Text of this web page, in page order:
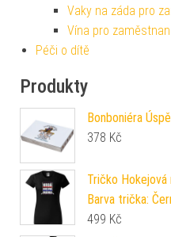
Vaky na záda pro
Vína pro
Péči o dítě
Produkty
Bonboniéra
378 Kč
Tričko Hokejová
Barva trička:
499 Kč